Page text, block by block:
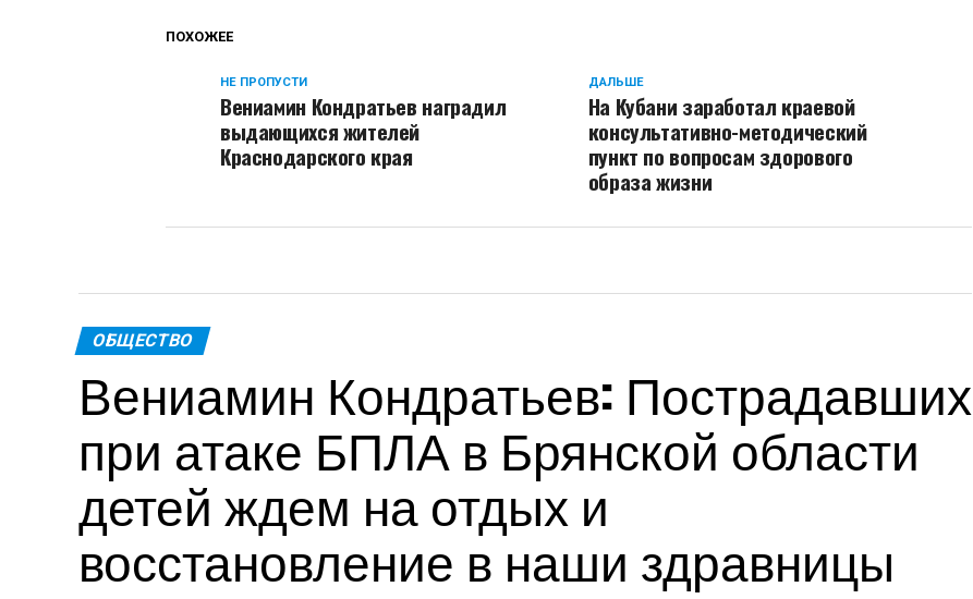
ПОХОЖЕЕ
ДАЛЬШЕ
На Кубани заработал краевой
консультативно-методический
пункт по вопросам здорового
образа жизни
НЕ ПРОПУСТИ
Вениамин Кондратьев наградил
выдающихся жителей
Краснодарского края
ОБЩЕСТВО
Вениамин Кондратьев: Пострадавших
при атаке БПЛА в Брянской области
детей ждем на отдых и
восстановление в наши здравницы